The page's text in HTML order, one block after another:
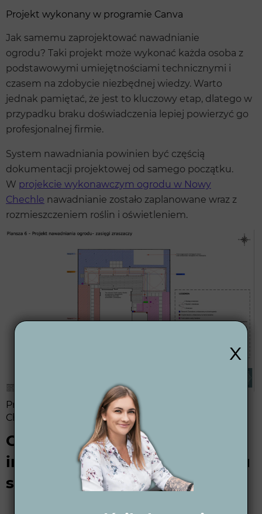
Projekt wykonany w programie Canva
Jak samemu zaprojektować nawadnianie
ogrodu? Taki projekt może wykonać każda osoba z
podstawowymi umiejętnościami technicznymi i
czasem na zdobycie niezbędnej wiedzy. Warto
jednak pamiętać, że jest to kluczowy etap, dlatego w
przypadku braku doświadczenia lepiej powierzyć go
profesjonalnej firmie.
System nawadniania powinien być częścią
dokumentacji projektowej od samego początku.
W projekcie wykonawczym ogrodu w Nowy
Chechle nawadnianie zostało zaplanowane wraz z
rozmieszczeniem roślin i oświetleniem.
Przykładowy schemat nawadniania w Nowym
Chechle
Czy samodzielny montaż i
instalacja nawadniania ogrodu
są trudne?
x